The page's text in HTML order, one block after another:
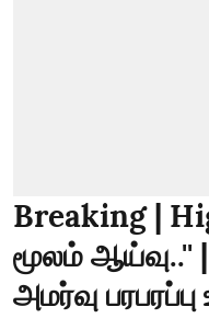
Breaking |
மூலம்
அமர்வு